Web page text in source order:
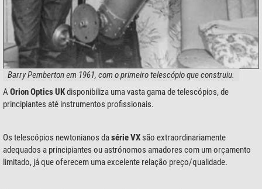
Barry Pemberton em 1961, com o primeiro telescópio que construiu.
AOrion Optics UKdisponibiliza uma vasta gama de telescópios, de
principiantes até instrumentos profissionais.
Os telescópios newtonianos dasérie VX são extraordinariamente
adequados a principiantes ou astrónomos amadores com um orçamento
limitado, já que oferecem uma excelente relação preço/qualidade.